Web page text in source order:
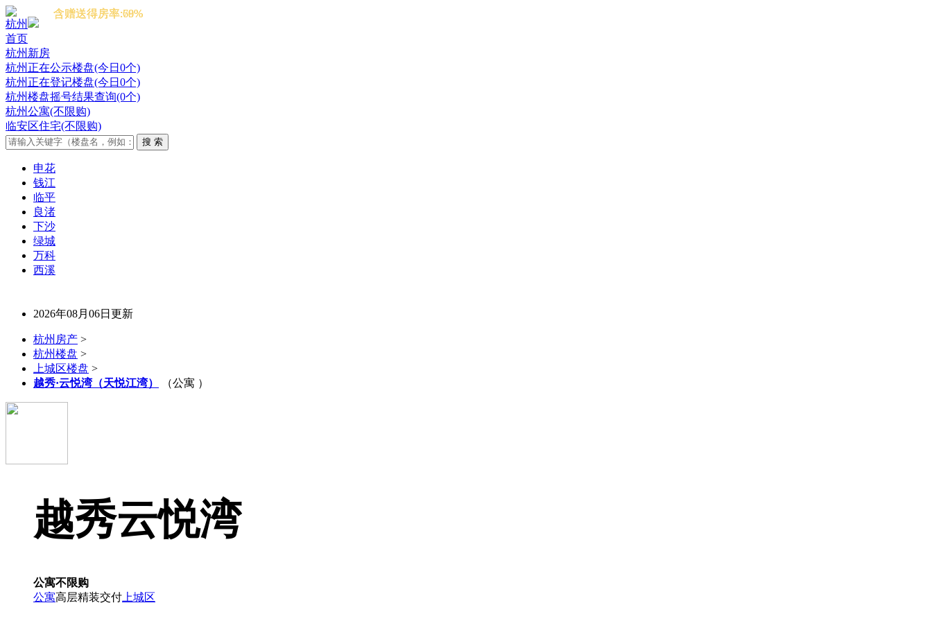
杭州
首页
杭州新房
杭州正在公示楼盘(今日0个)
杭州正在登记楼盘(今日0个)
杭州楼盘摇号结果查询(0个)
杭州公寓(不限购)
临安区住宅(不限购)
申花
钱江
临平
良渚
下沙
绿城
万科
西溪
2026年08月06日更新
杭州房产 >
杭州楼盘 >
上城区楼盘 >
越秀·云悦湾（天悦江湾）
（公寓 ）
越秀云悦湾
公寓不限购
公寓高层精装交付 上城区
含赠送得房率:69%
含赠送得房率:68%
含赠送得房率:70%